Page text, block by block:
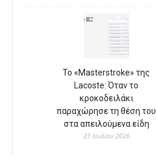
Το «Masterstroke» της
Lacoste: Όταν το
κροκοδειλάκι
παραχώρησε τη θέση του
στα απειλούμενα είδη
23 Ιουλίου 2026